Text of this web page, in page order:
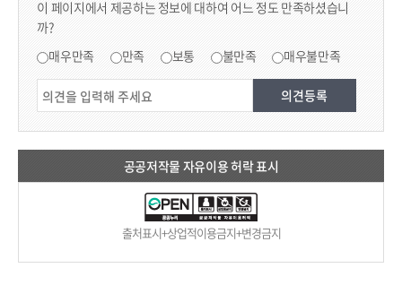
이 페이지에서 제공하는 정보에 대하여 어느 정도 만족하셨습니
까?
매우만족 만족 보통 불만족 매우불만족
공공저작물 자유이용 허락 표시
출처표시+상업적이용금지+변경금지